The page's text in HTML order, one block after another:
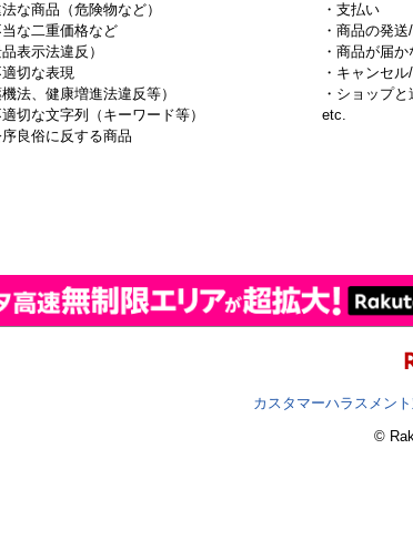
法な商品（危険物など）
当な二重価格など
品表示法違反）
適切な表現
機法、健康増進法違反等）
適切な文字列（キーワード等）
序良俗に反する商品
・支払い
・商品の発
・商品が届か
・キャンセ
・ショップ
etc.
カスタマーハラスメン
©